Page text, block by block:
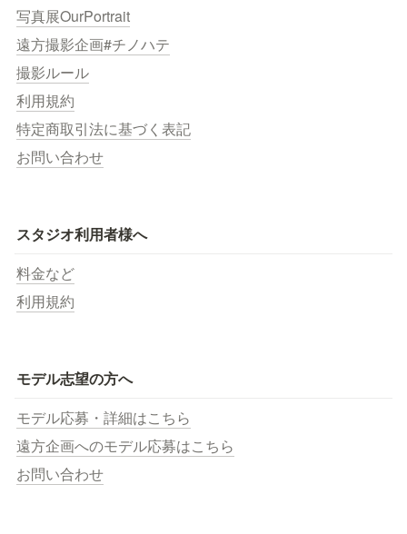
写真展OurPortrait
遠方撮影企画#チノハテ
撮影ルール
利用規約
特定商取引法に基づく表記
お問い合わせ
スタジオ利用者様へ
料金など
利用規約
モデル志望の方へ
モデル応募・詳細はこちら
遠方企画へのモデル応募はこちら
お問い合わせ